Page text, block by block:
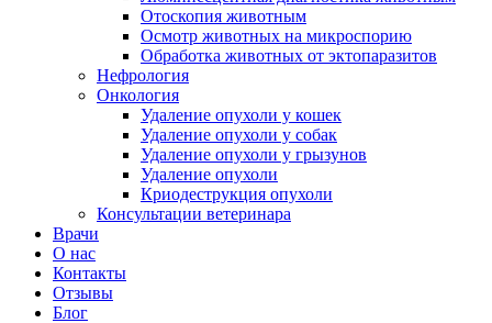
Отоскопия животным
Осмотр животных на микроспорию
Обработка животных от эктопаразитов
Нефрология
Онкология
Удаление опухоли у кошек
Удаление опухоли у собак
Удаление опухоли у грызунов
Удаление опухоли
Криодеструкция опухоли
Консультации ветеринара
Врачи
О нас
Контакты
Отзывы
Блог